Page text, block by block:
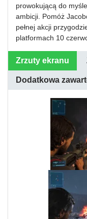
prowokującą do
ambicji. Pomóż
pełnej akcji
platformach 10
Zrzuty ekranu
Dodatkowa